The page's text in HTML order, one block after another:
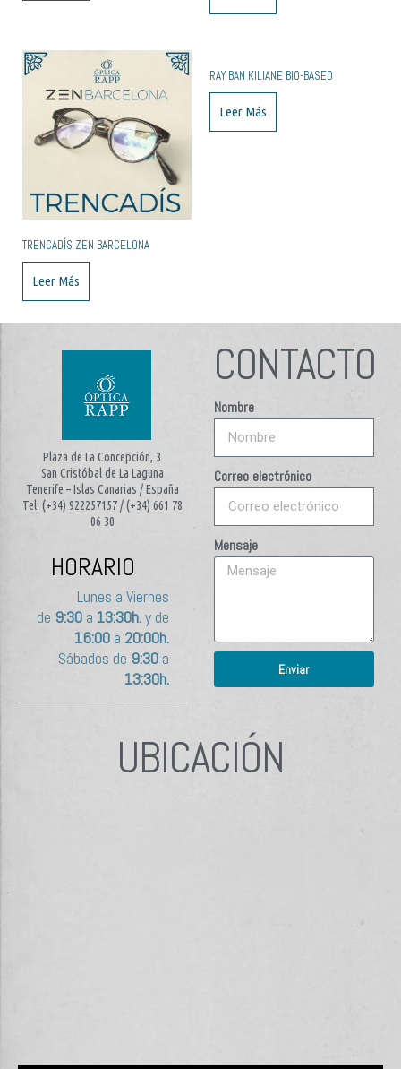
TRENCADÍS ZEN BARCELONA
Leer Más
RAY BAN KILIANE BIO-BASED
Leer Más
Plaza de La Concepción, 3
San Cristóbal de La Laguna
Tenerife – Islas Canarias / España
Tel: (+34) 922257157 / (+34) 661 78
06 30
HORARIO
Lunes a Viernes
de 9:30a 13:30h.y de
16:00a 20:00h.
Sábados de 9:30a
13:30h.
CONTACTO
Nombre
Correo electrónico
Mensaje
Enviar
UBICACIÓN